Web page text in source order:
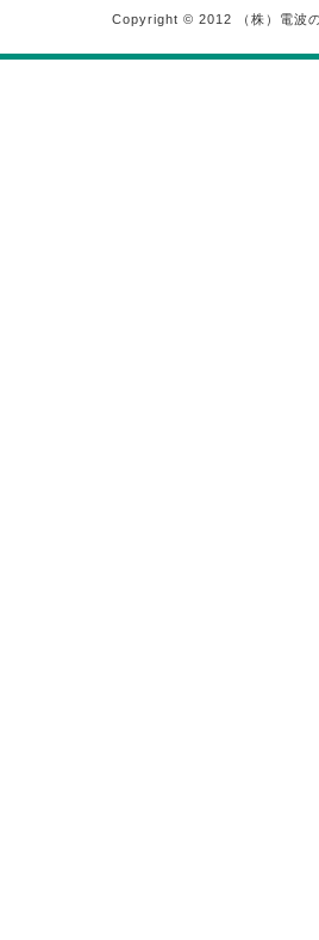
Copyright © 2012 （株）電波